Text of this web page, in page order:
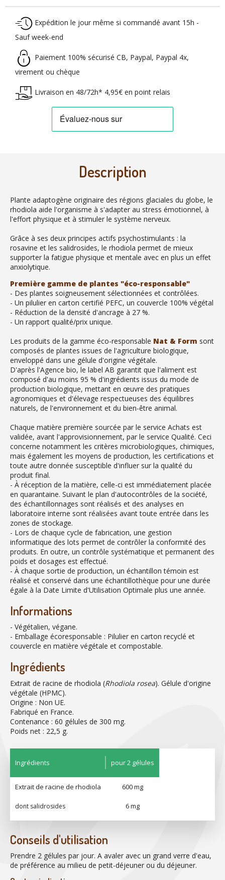
Expédition le jour même si commandé avant 15h -
Sauf week-end
Paiement 100% sécurisé CB, Paypal, Paypal 4x,
virement ou chèque
Livraison en 48/72h* 4,95€ en point relais
Description
Plante adaptogène originaire des régions glaciales du globe, le
rhodiola aide l'organisme à s'adapter au stress émotionnel, à
l'effort physique et à stimuler le système nerveux.
Grâce à ses deux principes actifs psychostimulants : la
rosavine et les salidrosides, le rhodiola permet de mieux
supporter la fatigue physique et mentale avec en plus un effet
anxiolytique.
Première gamme de plantes "éco-responsable"
- Des plantes soigneusement sélectionnées et contrôlées.
- Un pilulier en carton certifié PEFC, un couvercle 100% végétal
- Réduction de la densité d'ancrage à 27 %.
- Un rapport qualité/prix unique.
Les produits de la gamme éco-responsable Nat & Form sont
composés de plantes issues de l'agriculture biologique,
enveloppé dans une gélule d'origine végétale.
D'après l'Agence bio, le label AB garantit que l'aliment est
composé d'au moins 95 % d'ingrédients issus du mode de
production biologique, mettant en œuvre des pratiques
agronomiques et d'élevage respectueuses des équilibres
naturels, de l'environnement et du bien-être animal.
Chaque matière première sourcée par le service Achats est
validée, avant l'approvisionnement, par le service Qualité. Ceci
concerne notamment les critères microbiologiques, chimiques,
mais également les moyens de production, les certifications et
toute autre donnée susceptible d'influer sur la qualité du
produit final.
- À réception de la matière, celle-ci est immédiatement placée
en quarantaine. Suivant le plan d'autocontrôles de la société,
des échantillonnages sont réalisés et des analyses en
laboratoire interne sont réalisées avant toute entrée dans les
zones de stockage.
- Lors de chaque cycle de fabrication, une gestion
informatique des lots permet de contrôler la conformité des
produits. En outre, un contrôle systématique et permanent des
poids et dosages est effectué.
- À chaque sortie de production, un échantillon témoin est
réalisé et conservé dans une échantillothèque pour une durée
égale à la Date Limite d'Utilisation Optimale plus une année.
Informations
- Végétalien, végane.
- Emballage écoresponsable : Pilulier en carton recyclé et
couvercle en matière végétale et compostable.
Ingrédients
Extrait de racine de rhodiola (Rhodiola rosea). Gélule d'origine
végétale (HPMC).
Origine : Non UE.
Fabriqué en France.
Contenance : 60 gélules de 300 mg.
Poids net : 22,5 g.
Ingrédients pour 2 gélules
Extrait de racine de rhodiola 600 mg
dont salidrosides 6 mg
Conseils d'utilisation
Prendre 2 gélules par jour. A avaler avec un grand verre d'eau,
de préférence au milieu de petit-déjeuner ou du déjeuner.